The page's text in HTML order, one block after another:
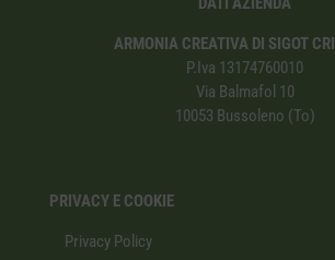
ARMONIA CREATIVA DI SIGOT
P.Iva 13174760010
Via Balmafol 10
10053 Bussoleno (To)
PRIVACY E COOKIE
Privacy Policy